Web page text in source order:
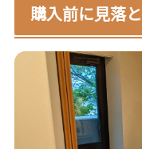
購入前に見落